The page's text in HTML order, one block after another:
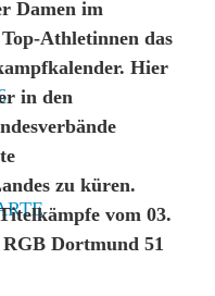
Damen im
Athletinnen das
Hier
in den
zu küren.
vom 03.
Dortmund 51